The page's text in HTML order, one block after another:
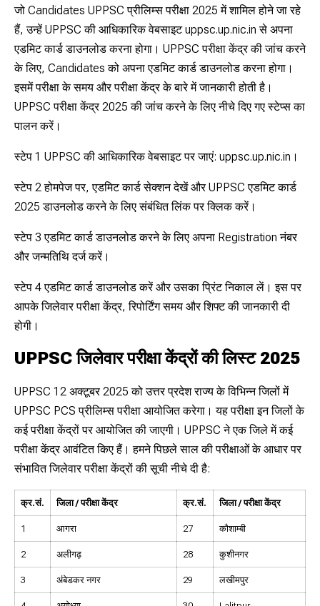
जो Candidates UPPSC प्रीलिम्स परीक्षा 2025 में शामिल होने जा रहे
हैं, उन्हें UPPSC की आधिकारिक वेबसाइट uppsc.up.nic.in से अपना
एडमिट कार्ड डाउनलोड करना होगा। UPPSC परीक्षा केंद्र की जांच करने
के लिए, Candidates को अपना एडमिट कार्ड डाउनलोड करना होगा।
इसमें परीक्षा के समय और परीक्षा केंद्र के बारे में जानकारी होती है।
UPPSC परीक्षा केंद्र 2025 की जांच करने के लिए नीचे दिए गए स्टेप्स का
पालन करें।
स्टेप 1 UPPSC की आधिकारिक वेबसाइट पर जाएं: uppsc.up.nic.in।
स्टेप 2 होमपेज पर, एडमिट कार्ड सेक्शन देखें और UPPSC एडमिट कार्ड
2025 डाउनलोड करने के लिए संबंधित लिंक पर क्लिक करें।
स्टेप 3 एडमिट कार्ड डाउनलोड करने के लिए अपना Registration नंबर
और जन्मतिथि दर्ज करें।
स्टेप 4 एडमिट कार्ड डाउनलोड करें और उसका प्रिंट निकाल लें। इस पर
आपके जिलेवार परीक्षा केंद्र, रिपोर्टिंग समय और शिफ्ट की जानकारी दी
होगी।
UPPSC जिलेवार परीक्षा केंद्रों की लिस्ट 2025
UPPSC 12 अक्टूबर 2025 को उत्तर प्रदेश राज्य के विभिन्न जिलों में
UPPSC PCS प्रीलिम्स परीक्षा आयोजित करेगा। यह परीक्षा इन जिलों के
कई परीक्षा केंद्रों पर आयोजित की जाएगी। UPPSC ने एक जिले में कई
परीक्षा केंद्र आवंटित किए हैं। हमने पिछले साल की परीक्षाओं के आधार पर
संभावित जिलेवार परीक्षा केंद्रों की सूची नीचे दी है:
क्र.सं. जिला / परीक्षा केंद्र क्र.सं. जिला / परीक्षा केंद्र
1 आगरा 27 कौशाम्बी
2 अलीगढ़ 28 कुशीनगर
3 अंबेडकर नगर 29 लखीमपुर